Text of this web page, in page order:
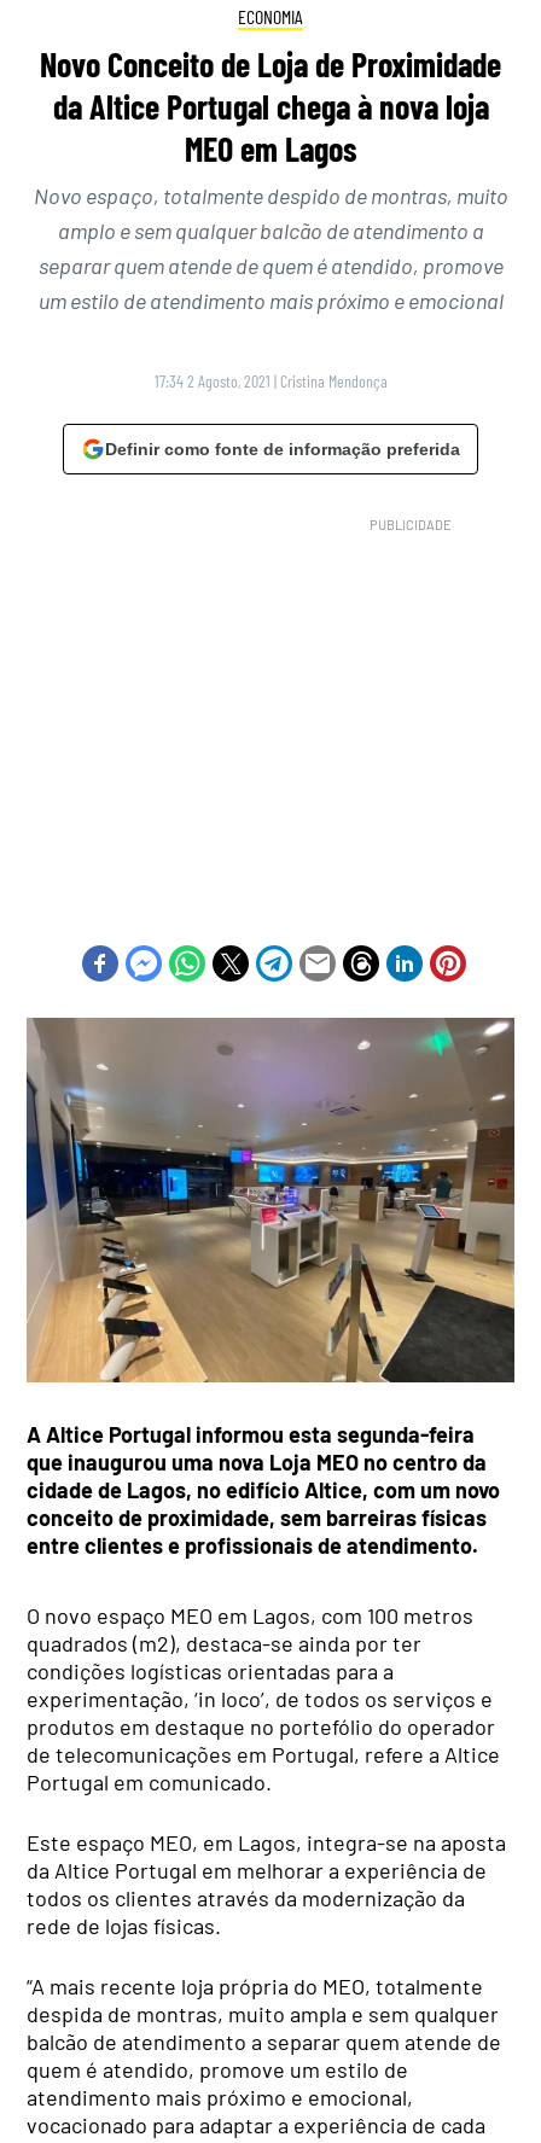
ECONOMIA
Novo Conceito de Loja de Proximidade
da Altice Portugal chega à nova loja
MEO em Lagos
Novo espaço, totalmente despido de montras, muito
amplo e sem qualquer balcão de atendimento a
separar quem atende de quem é atendido, promove
um estilo de atendimento mais próximo e emocional
17:34 2 Agosto, 2021 | Cristina Mendonça
Definir como fonte de informação preferida
A Altice Portugal informou esta segunda-feira
que inaugurou uma nova Loja MEO no centro da
cidade de Lagos, no edifício Altice, com um novo
conceito de proximidade, sem barreiras físicas
entre clientes e profissionais de atendimento.
O novo espaço MEO em Lagos, com 100 metros
quadrados (m2), destaca-se ainda por ter
condições logísticas orientadas para a
experimentação, ‘in loco’, de todos os serviços e
produtos em destaque no portefólio do operador
de telecomunicações em Portugal, refere a Altice
Portugal em comunicado.
Este espaço MEO, em Lagos, integra-se na aposta
da Altice Portugal em melhorar a experiência de
todos os clientes através da modernização da
rede de lojas físicas.
“A mais recente loja própria do MEO, totalmente
despida de montras, muito ampla e sem qualquer
balcão de atendimento a separar quem atende de
quem é atendido, promove um estilo de
atendimento mais próximo e emocional,
vocacionado para adaptar a experiência de cada